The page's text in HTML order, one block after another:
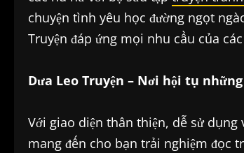
chuyện tình yêu học đường ngọt
Truyện đáp ứng mọi nhu cầu của
Dưa Leo Truyện – Nơi hội tụ
Với giao diện thân thiện, dễ sử dụng
mang đến cho bạn trải nghiệm đọc